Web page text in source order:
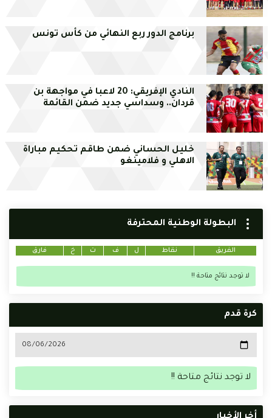
برنامج الدور ربع النهائي من كأس تونس
النادي الإفريقي: 20 لاعبا في مواجهة بن
قردان.. وسداسي جديد ضمن القائمة
خليل الحساني ضمن طاقم تحكيم مباراة
الاهلي و فلامينغو
البطولة الوطنية المحترفة
الفريق نقاط ل ف ت خ فارق
لا توجد نتائج متاحة !!
كرة قدم
لا توجد نتائج متاحة !!